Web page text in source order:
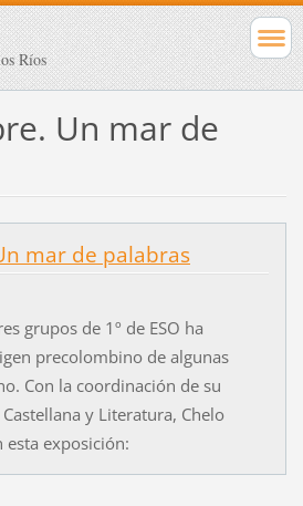
Ríos
Un mar de
mar de palabras
grupos de 1º de ESO ha
precolombino de algunas
Con la coordinación de su
y Literatura, Chelo
esta exposición: